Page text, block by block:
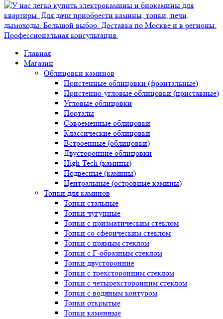
Главная
Магазин
Облицовки каминов
Пристенные облицовки (фронтальные)
Пристенно-угловые облицовки (приставные)
Угловые облицовки
Порталы
Современные облицовки
Классические облицовки
Встроенные (облицовки)
Двусторонние облицовки
High-Tech (камины)
Подвесные (камины)
Центральные (островные камины)
Топки для каминов
Топки стальные
Топки чугунные
Топки с призматическим стеклом
Топки со сферическим стеклом
Топки с прямым стеклом
Топки с Г-образным стеклом
Топки двусторонние
Топки с трехсторонним стеклом
Топки с четырехсторонним стеклом
Топки с водяным контуром
Топки открытые
Топки каменные